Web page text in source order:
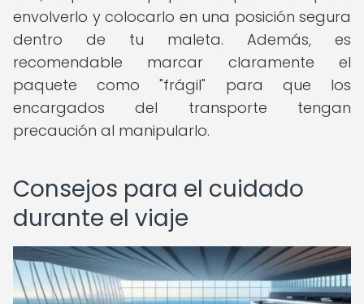
envolverlo y colocarlo en una posición segura
dentro de tu maleta. Además, es
recomendable marcar claramente el
paquete como "frágil" para que los
encargados del transporte tengan
precaución al manipularlo.
Consejos para el cuidado
durante el viaje